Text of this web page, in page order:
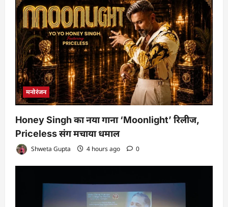
मनोरंजन
Honey Singh का नया गाना ‘Moonlight’ रिलीज,
Priceless संग मचाया धमाल
Shweta Gupta 4 hours ago 0